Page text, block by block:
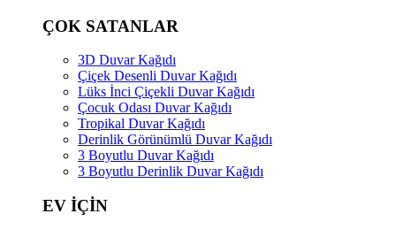
ÇOK SATANLAR
3D Duvar Kağıdı
Çiçek Desenli Duvar Kağıdı
Lüks İnci Çiçekli Duvar Kağıdı
Çocuk Odası Duvar Kağıdı
Tropikal Duvar Kağıdı
Derinlik Görünümlü Duvar Kağıdı
3 Boyutlu Duvar Kağıdı
3 Boyutlu Derinlik Duvar Kağıdı
EV İÇİN